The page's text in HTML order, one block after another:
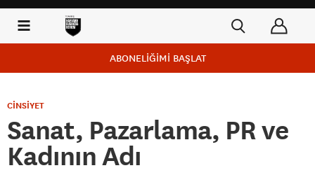
ABONELİĞİMİ BAŞLAT
CİNSİYET
Sanat, Pazarlama, PR ve
Kadının Adı